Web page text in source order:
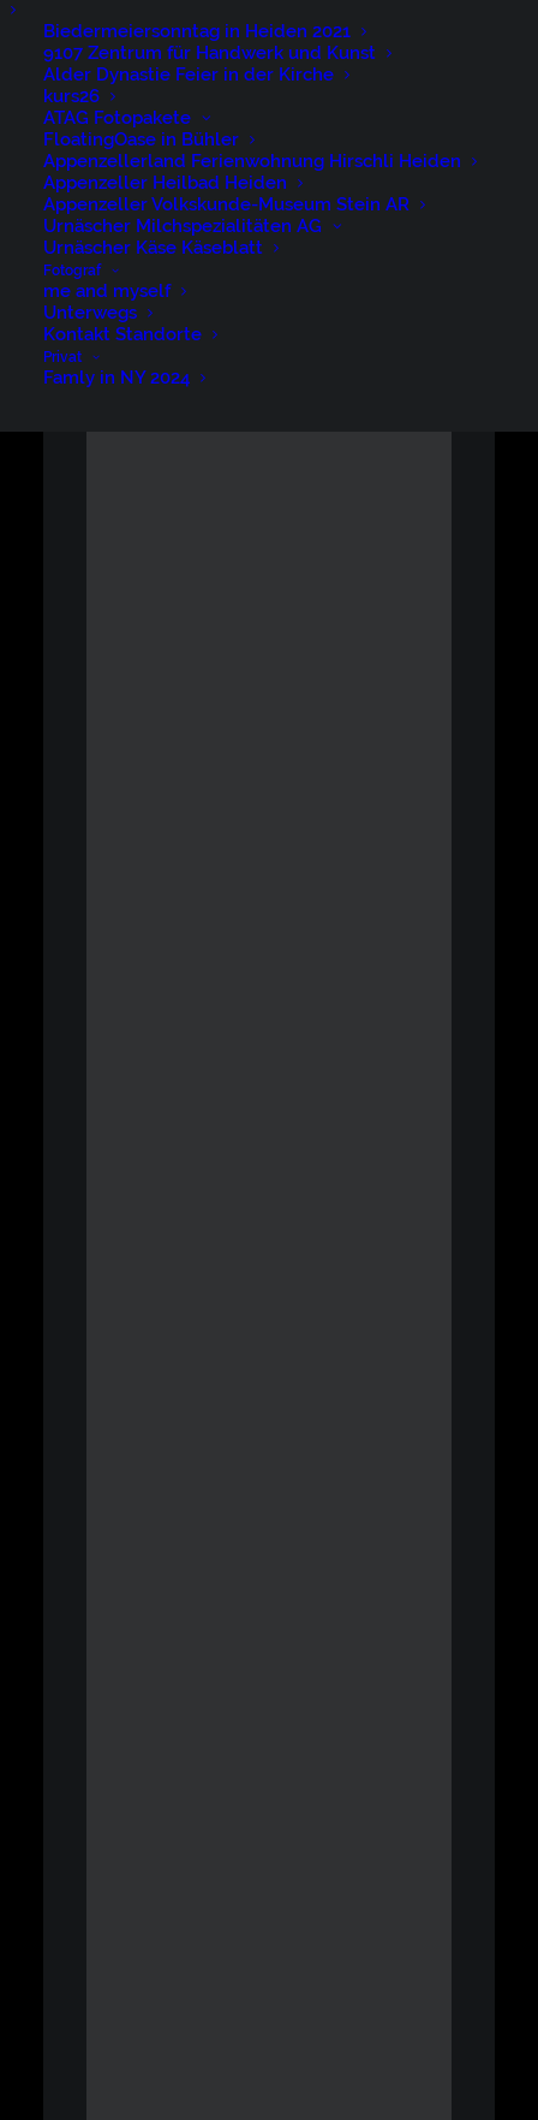
Biedermeiersonntag in Heiden 2021
9107 Zentrum für Handwerk und Kunst
Alder Dynastie Feier in der Kirche
kurs26
ATAG Fotopakete
FloatingOase in Bühler
Appenzellerland Ferienwohnung Hirschli Heiden
Appenzeller Heilbad Heiden
Appenzeller Volkskunde-Museum Stein AR
Urnäscher Milchspezialitäten AG
Urnäscher Käse Käseblatt
Fotograf
me and myself
Unterwegs
Kontakt Standorte
Privat
Famly in NY 2024